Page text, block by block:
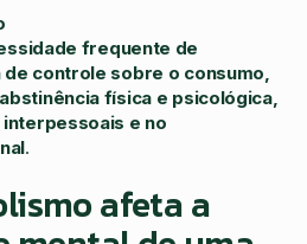
frequente de
controle sobre o consumo,
física e psicológica,
e no
.
afeta a